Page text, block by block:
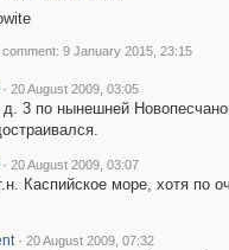
comment: 9 January 2015, 23:15
· 20 August 2009, 03:05
3 по нынешней
· 20 August 2009, 03:07
Каспийское море, хотя по
· 20 August 2009, 07:32